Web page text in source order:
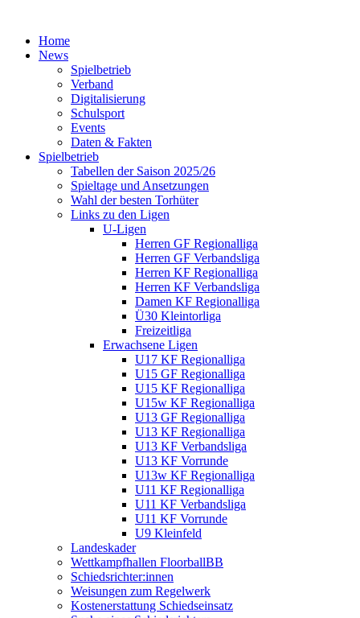
Home
News
Spielbetrieb
Verband
Digitalisierung
Schulsport
Events
Daten & Fakten
Spielbetrieb
Tabellen der Saison 2025/26
Spieltage und Ansetzungen
Wahl der besten Torhüter
Links zu den Ligen
U-Ligen
Herren GF Regionalliga
Herren GF Verbandsliga
Herren KF Regionalliga
Herren KF Verbandsliga
Damen KF Regionalliga
Ü30 Kleintorliga
Freizeitliga
Erwachsene Ligen
U17 KF Regionalliga
U15 GF Regionalliga
U15 KF Regionalliga
U15w KF Regionalliga
U13 GF Regionalliga
U13 KF Regionalliga
U13 KF Verbandsliga
U13 KF Vorrunde
U13w KF Regionalliga
U11 KF Regionalliga
U11 KF Verbandsliga
U11 KF Vorrunde
U9 Kleinfeld
Landeskader
Wettkampfhallen FloorballBB
Schiedsrichter:innen
Weisungen zum Regelwerk
Kostenerstattung Schiedseinsatz